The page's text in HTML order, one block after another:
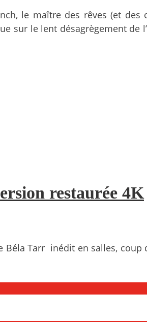
le maître des rêves (et des
sur le lent désagrègement de
restaurée 4K
Béla Tarr inédit en salles,